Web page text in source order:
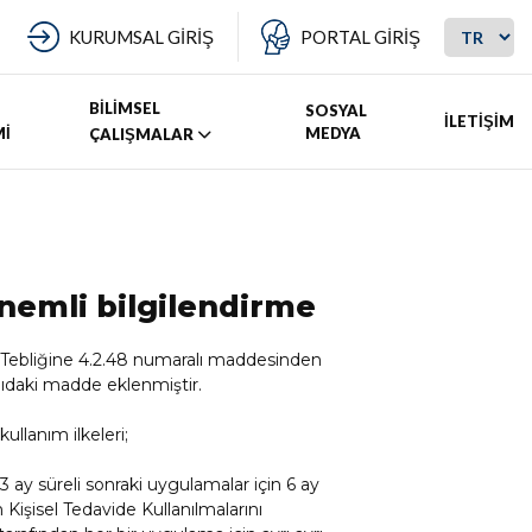
KURUMSAL GİRİŞ PORTAL GİRİŞ
BİLİMSEL
ÇALIŞMALAR
SOSYAL
MEDYA
İLETİŞİM
bilgilendirme
4.2.48 numaralı maddesinden
madde eklenmiştir.
ilkeleri;
ay süreli sonraki uygulamalar için 6 ay
Tedavide Kullanılmalarını